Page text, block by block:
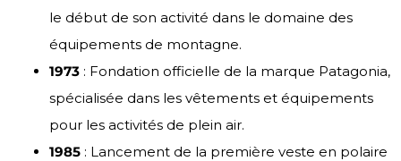
le début de son activité dans le domaine des
équipements de montagne.
1973 : Fondation officielle de la marque Patagonia,
spécialisée dans les vêtements et équipements
pour les activités de plein air.
1985 : Lancement de la première veste en polaire